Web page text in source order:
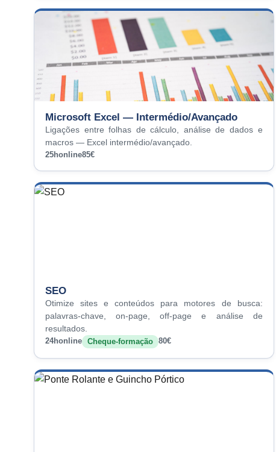
Microsoft Excel — Intermédio/Avançado
Ligações entre folhas de cálculo, análise de dados e
macros — Excel intermédio/avançado.
25honline85€
SEO
Otimize sites e conteúdos para motores de busca:
palavras-chave, on-page, off-page e análise de
resultados.
24honline Cheque-formação 80€